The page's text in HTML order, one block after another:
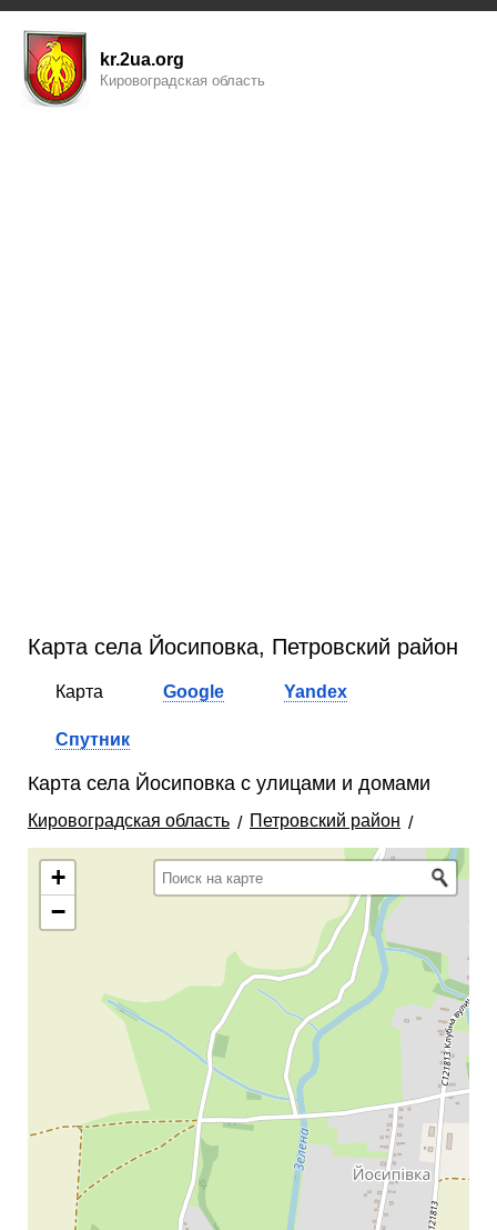
kr.2ua.org
Кировоградская область
Карта села Йосиповка, Петровский район
Карта Google Yandex
Спутник
Карта села Йосиповка с улицами и домами
Кировоградская область Петровский район
+
−